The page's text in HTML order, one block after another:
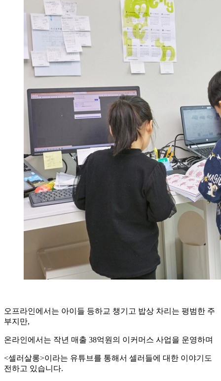
오프라인에서는 아이들 등하교 챙기고 밥상 차리는 평범한 주
부지만,
온라인에서는 작년 매출 38억원의 이커머스 사업을 운영하며
<셀러살롱>이라는 유튜브를 통해서 셀러들에 대한 이야기도
전하고 있습니다.